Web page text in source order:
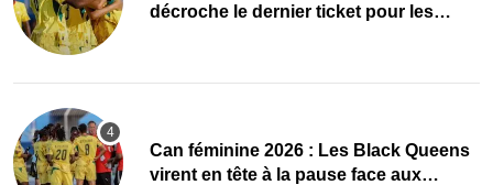
décroche le dernier ticket pour les
‎Can féminine 2026 : Les Black Queens
virent en tête à la pause face aux